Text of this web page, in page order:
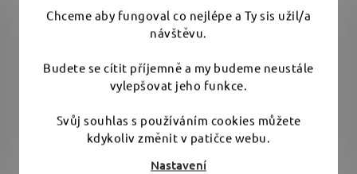
Chceme aby fungoval co nejlépe a Ty sis užil/a
návštěvu.
Budete se cítit příjemně a my budeme neustále
vylepšovat jeho funkce.
Svůj souhlas s používáním cookies můžete
kdykoliv změnit v patičce webu.
Nastavení
tvrdý vosk
hodnocení
je
5,0
z
Skladem(8 ks)
DO KOŠÍKU